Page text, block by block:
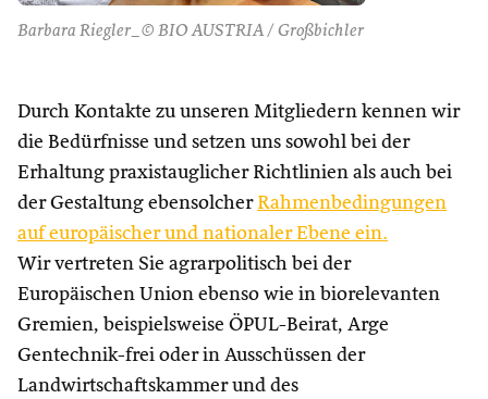
Barbara Riegler_© BIO AUSTRIA / Großbichler
Durch Kontakte zu unseren Mitgliedern kennen wir
die Bedürfnisse und setzen uns sowohl bei der
Erhaltung praxistauglicher Richtlinien als auch bei
der Gestaltung ebensolcher Rahmenbedingungen
auf europäischer und nationaler Ebene ein.
Wir vertreten Sie agrarpolitisch bei der
Europäischen Union ebenso wie in biorelevanten
Gremien, beispielsweise ÖPUL-Beirat, Arge
Gentechnik-frei oder in Ausschüssen der
Landwirtschaftskammer und des